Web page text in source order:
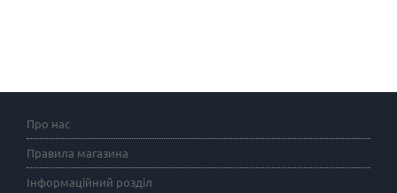
Про нас
Правила магазина
Інформаційний розділ